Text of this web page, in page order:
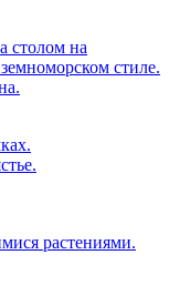
столом на
стиле.
растениями.